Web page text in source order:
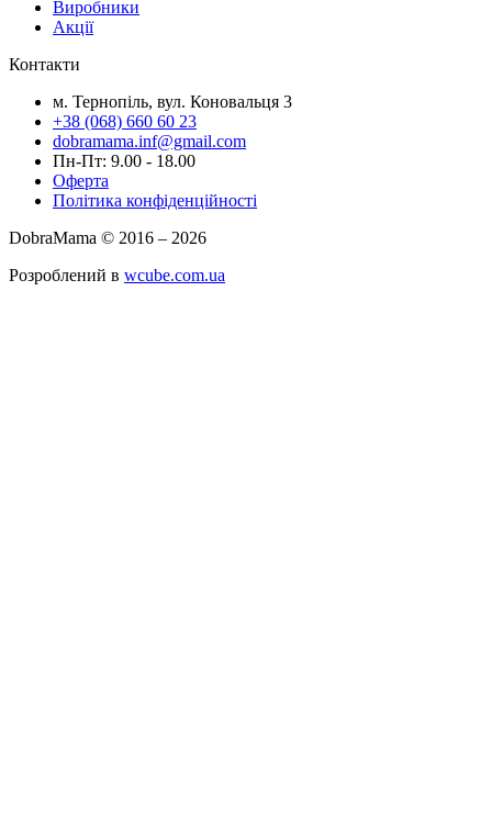
Виробники
Акції
Контакти
м. Тернопіль, вул. Коновальця 3
+38 (068) 660 60 23
dobramama.inf@gmail.com
Пн-Пт: 9.00 - 18.00
Оферта
Політика конфіденційності
DobraMama © 2016 – 2026
Розроблений в wcube.com.ua